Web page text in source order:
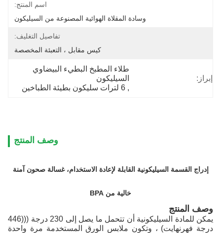
اسم المنتج:
وسادة المقلاة الهوائية المصنوعة من السيليكون
تفاصيل التغليف:
كيس مقابل ، التعبئة المخصصة
إبراز:
طلاء المطبخ البطيء البيضاوي
السيليكون
, 6 لترات سليكون بطيئة الطباخين
وصف المنتج
إدراج القسمة السيليكونية القابلة لإعادة الاستخدام، غسالة صحون آمنة
خالية من BPA
وصف المنتج
يمكن للمادة السيليكونية أن تتحمل ما يصل إلى 230 درجة (((446
درجة فهرنهايت) ، وتكون ملابس الورق المستخدمة مرة واحدة